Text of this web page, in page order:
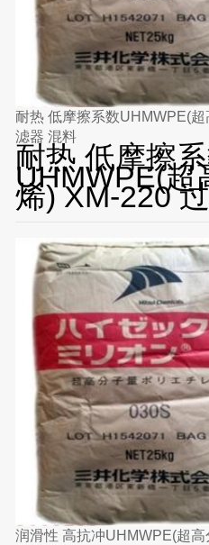
耐热 低摩擦系数UHMWPE(
滤器 混料
耐热 低摩擦
UHMWPE(超
烯) XM-220
润滑性 高抗冲UHMWPE(超